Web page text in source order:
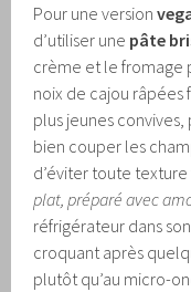
Pour une version
d’utiliser une pâte
crème et le fromage
noix de cajou râpées
plus jeunes
bien couper les
d’éviter toute
plat, préparé avec
réfrigérateur dans
croquant après
plutôt qu’au micro-